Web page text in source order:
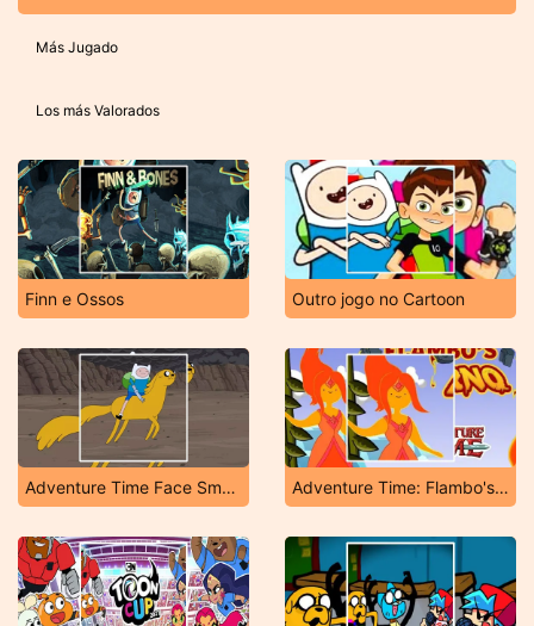
Más Jugado
Los más Valorados
Finn e Ossos Outro jogo no Cartoon
Adventure Time Face Smash Adventure Time: Flambo's Inferno